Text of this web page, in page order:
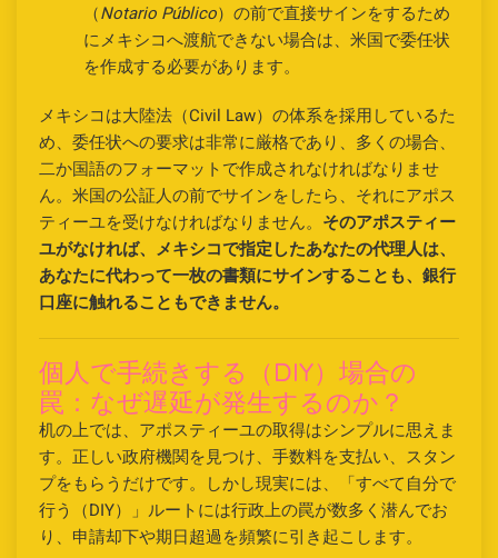
（Notario Público）の前で直接サインをするため
にメキシコへ渡航できない場合は、米国で委任状
を作成する必要があります。
メキシコは大陸法（Civil Law）の体系を採用しているた
め、委任状への要求は非常に厳格であり、多くの場合、
二か国語のフォーマットで作成されなければなりませ
ん。米国の公証人の前でサインをしたら、それにアポス
ティーユを受けなければなりません。 そのアポスティー
ユがなければ、メキシコで指定したあなたの代理人は、
あなたに代わって一枚の書類にサインすることも、銀行
口座に触れることもできません。
個人で手続きする（DIY）場合の
罠：なぜ遅延が発生するのか？
机の上では、アポスティーユの取得はシンプルに思えま
す。正しい政府機関を見つけ、手数料を支払い、スタン
プをもらうだけです。しかし現実には、「すべて自分で
行う（DIY）」ルートには行政上の罠が数多く潜んでお
り、申請却下や期日超過を頻繁に引き起こします。